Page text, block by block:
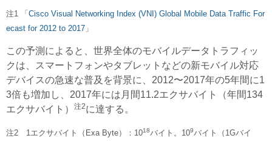
注1 「 Cisco Visual Networking Index (VNI) Global Mobile Data Traffic For
ecast for 2012 to 2017 」
この予測によると、世界全体のモバイルデータトラフィッ
クは、スマートフォンやタブレットなどの新モバイル対応
デバイスの急速な普及を背景に、2012〜2017年の5年間に1
3倍も増加し、2017年には月間11.2エクサバイト（年間134
エクサバイト）
注2に達する。
注2 1エクサバイト（Exa Byte）：1018バイト。109バイト（1Gバイ